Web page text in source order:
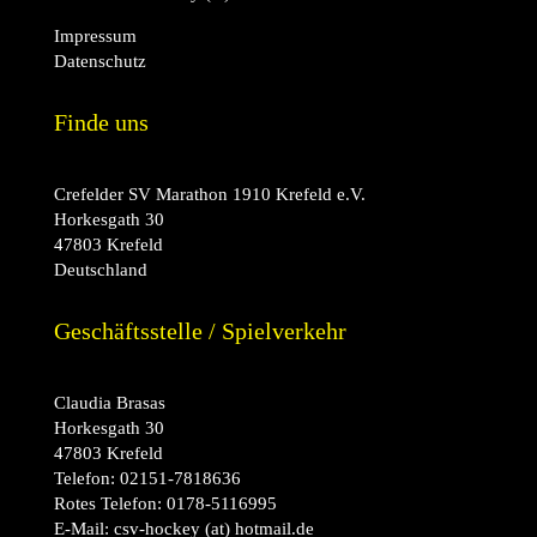
Impressum
Datenschutz
Finde uns
Crefelder SV Marathon 1910 Krefeld e.V.
Horkesgath 30
47803 Krefeld
Deutschland
Geschäftsstelle / Spielverkehr
Claudia Brasas
Horkesgath 30
47803 Krefeld
Telefon: 02151-7818636
Rotes Telefon: 0178-5116995
E-Mail: csv-hockey (at) hotmail.de